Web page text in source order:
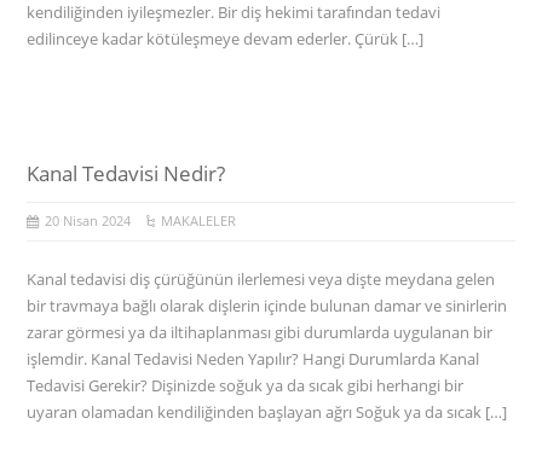
kendiliğinden iyileşmezler. Bir diş hekimi tarafından tedavi
edilinceye kadar kötüleşmeye devam ederler. Çürük […]
Kanal Tedavisi Nedir?
20 Nisan 2024 MAKALELER
Kanal tedavisi diş çürüğünün ilerlemesi veya dişte meydana gelen
bir travmaya bağlı olarak dişlerin içinde bulunan damar ve sinirlerin
zarar görmesi ya da iltihaplanması gibi durumlarda uygulanan bir
işlemdir. Kanal Tedavisi Neden Yapılır? Hangi Durumlarda Kanal
Tedavisi Gerekir? Dişinizde soğuk ya da sıcak gibi herhangi bir
uyaran olamadan kendiliğinden başlayan ağrı Soğuk ya da sıcak […]